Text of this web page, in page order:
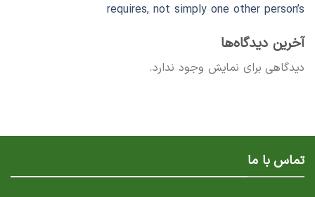
requires, not simply one other person’s
آخرین دیدگاه‌ها
دیدگاهی برای نمایش وجود ندارد.
تماس با ما